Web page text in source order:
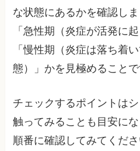
な状態にあるかを確認し
「急性期（炎症が活発に
「慢性期（炎症は落ち着
態）」かを見極めることで
チェックするポイントは
触ってみることも目安に
順番に確認してみてくださ